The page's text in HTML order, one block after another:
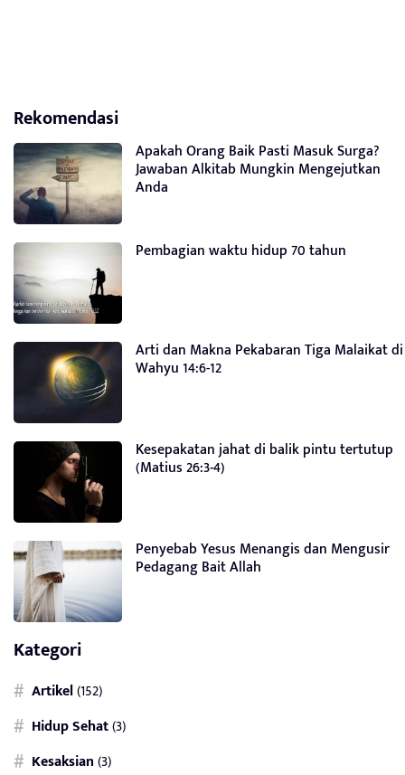
Rekomendasi
Apakah Orang Baik Pasti Masuk Surga?
Jawaban Alkitab Mungkin Mengejutkan
Anda
Pembagian waktu hidup 70 tahun
Arti dan Makna Pekabaran Tiga Malaikat di
Wahyu 14:6-12
Kesepakatan jahat di balik pintu tertutup
(Matius 26:3-4)
Penyebab Yesus Menangis dan Mengusir
Pedagang Bait Allah
Kategori
Artikel(152)
Hidup Sehat(3)
Kesaksian(3)